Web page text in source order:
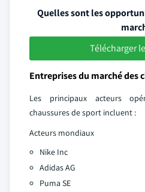
Quelles sont les
Télécharger
Entreprises du marché des
Les principaux acteurs
chaussures de sport incluent :
Acteurs mondiaux
Nike Inc
Adidas AG
Puma SE